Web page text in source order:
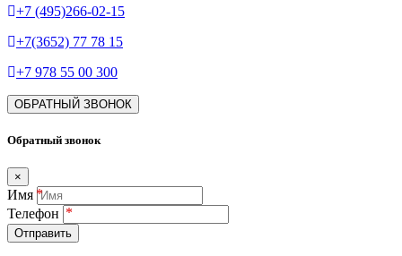
+7 (495)266-02-15
+7(3652) 77 78 15
+7 978 55 00 300
ОБРАТНЫЙ ЗВОНОК
Обратный звонок
×
Имя
Телефон
Отправить